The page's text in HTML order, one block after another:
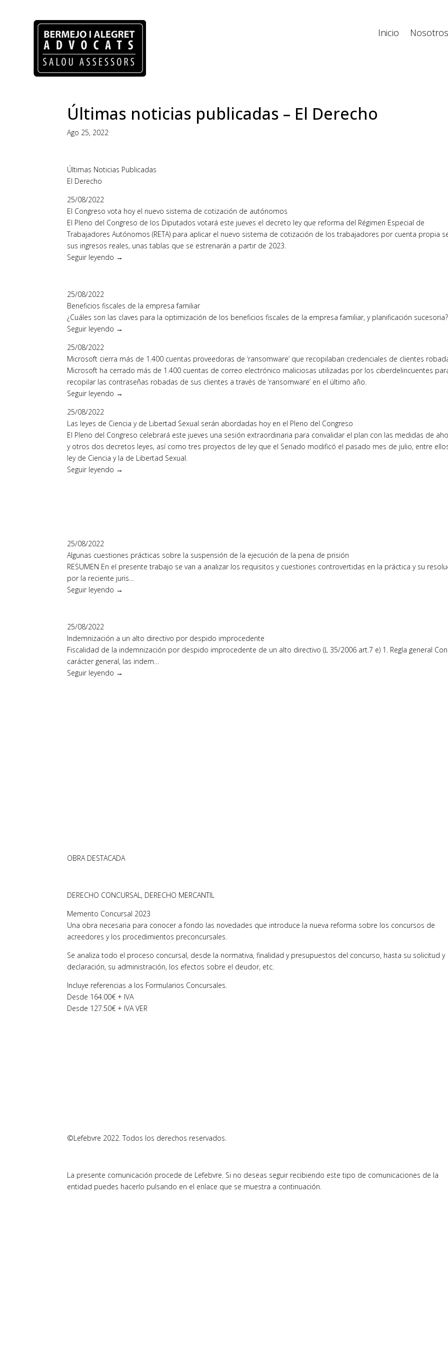
Inicio Nosotros
Últimas noticias publicadas – El Derecho
Ago 25, 2022
Últimas Noticias Publicadas
El Derecho
25/08/2022
El Congreso vota hoy el nuevo sistema de cotización de autónomos
El Pleno del Congreso de los Diputados votará este jueves el decreto ley que reforma del Régimen Especial de
Trabajadores Autónomos (RETA) para aplicar el nuevo sistema de cotización de los trabajadores por cuenta propia
sus ingresos reales, unas tablas que se estrenarán a partir de 2023.
Seguir leyendo →
25/08/2022
Beneficios fiscales de la empresa familiar
¿Cuáles son las claves para la optimización de los beneficios fiscales de la empresa familiar, y planificación sucesoria?
Seguir leyendo →
25/08/2022
Microsoft cierra más de 1.400 cuentas proveedoras de ‘ransomware’ que recopilaban credenciales de clientes
Microsoft ha cerrado más de 1.400 cuentas de correo electrónico maliciosas utilizadas por los ciberdelincuentes
recopilar las contraseñas robadas de sus clientes a través de ‘ransomware’ en el último año.
Seguir leyendo →
25/08/2022
Las leyes de Ciencia y de Libertad Sexual serán abordadas hoy en el Pleno del Congreso
El Pleno del Congreso celebrará este jueves una sesión extraordinaria para convalidar el plan con las medidas de
y otros dos decretos leyes, así como tres proyectos de ley que el Senado modificó el pasado mes de julio, entre
ley de Ciencia y la de Libertad Sexual.
Seguir leyendo →
25/08/2022
Algunas cuestiones prácticas sobre la suspensión de la ejecución de la pena de prisión
RESUMEN En el presente trabajo se van a analizar los requisitos y cuestiones controvertidas en la práctica y su
por la reciente juris…
Seguir leyendo →
25/08/2022
Indemnización a un alto directivo por despido improcedente
Fiscalidad de la indemnización por despido improcedente de un alto directivo (L 35/2006 art.7 e) 1. Regla general Con
carácter general, las indem…
Seguir leyendo →
OBRA DESTACADA
DERECHO CONCURSAL, DERECHO MERCANTIL
Memento Concursal 2023
Una obra necesaria para conocer a fondo las novedades que introduce la nueva reforma sobre los concursos de
acreedores y los procedimientos preconcursales.
Se analiza todo el proceso concursal, desde la normativa, finalidad y presupuestos del concurso, hasta su solicitud y
declaración, su administración, los efectos sobre el deudor, etc.
Incluye referencias a los Formularios Concursales.
Desde 164.00€ + IVA
Desde 127.50€ + IVA VER
©Lefebvre 2022. Todos los derechos reservados.
La presente comunicación procede de Lefebvre. Si no deseas seguir recibiendo este tipo de comunicaciones de la
entidad puedes hacerlo pulsando en el enlace que se muestra a continuación.